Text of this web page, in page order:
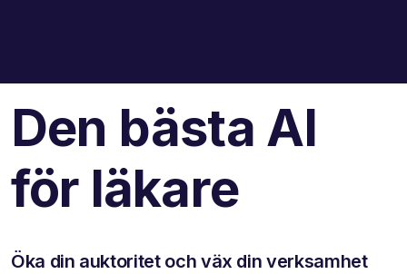
Den bästa AI
för läkare
Öka din auktoritet och väx din verksamhet